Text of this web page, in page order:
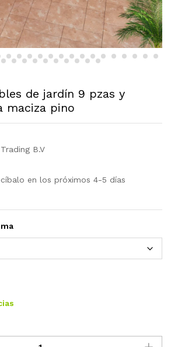
de jardín 9 pzas y
maciza pino
B.V
en los próximos 4-5 días